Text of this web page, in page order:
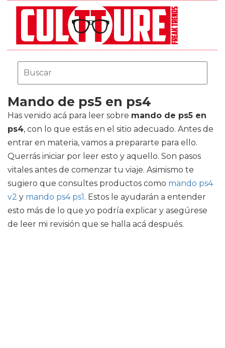
Mando de ps5 en ps4
Has venido acá para leer sobre mando de ps5 en
ps4, con lo que estás en el sitio adecuado. Antes de
entrar en materia, vamos a prepararte para ello.
Querrás iniciar por leer esto y aquello. Son pasos
vitales antes de comenzar tu viaje. Asimismo te
sugiero que consultes productos como mando ps4
v2 y mando ps4 ps1. Estos le ayudarán a entender
esto más de lo que yo podría explicar y asegúrese
de leer mi revisión que se halla acá después.